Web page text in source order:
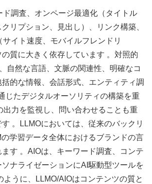
ド調査、オンページ最適化（タイトル
リプション、見出し）、リンク構築、
イト速度、モバイルフレンドリ
質に大きく依存しています 。対照的
自然な言語、文脈の関連性、明確なコ
的な情報、会話形式、エンティティ調
じたデジタルオーソリティの構築を重
出力を監視し、問い合わせることも重
。LLMOにおいては、従来のバックリ
学習データ全体におけるブランドの言
す 。AIOは、キーワード調査、コンテ
ナライゼーションにAI駆動型ツールを
ように、LLMO/AIOはコンテンツの質と